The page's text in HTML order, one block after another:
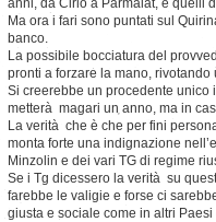
anni, da Cirio a Parmalat, e quelli
Ma ora i fari sono puntati sul
banco.
La possibile bocciatura del
pronti a forzare la mano,
Si creerebbe un procedente unico
metterà magari un anno, ma in
La verità che è che per fini
monta forte una indignazione
Minzolin e dei vari TG di regime
Se i Tg dicessero la verità su
farebbe le valigie e forse ci
giusta e sociale come in altri